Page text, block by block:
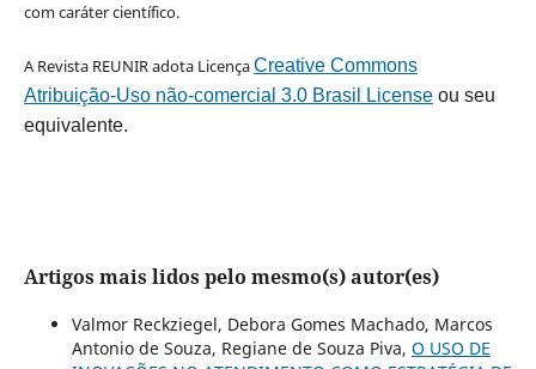
com caráter científico.
A Revista REUNIR adota LicençaCreative Commons
Atribuição-Uso não-comercial 3.0 Brasil Licenseou seu
equivalente.
Artigos mais lidos pelo mesmo(s) autor(es)
Valmor Reckziegel, Debora Gomes Machado, Marcos
Antonio de Souza, Regiane de Souza Piva, O USO DE